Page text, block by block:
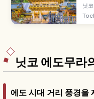
닛
도
위
닛코 에도무라
에도 시대 거리 풍경을